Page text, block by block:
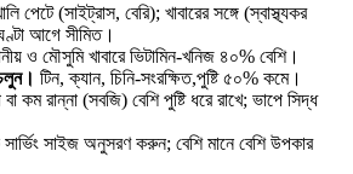
পেটে (সাইট্রাস, বেরি); খাবারের সঙ্গে (স্বাস্থ্যকর
আগে সীমিত।
ও মৌসুমি খাবারে ভিটামিন-খনিজ ৪০% বেশি।
টিন, ক্যান, চিনি-সংরক্ষিত,পুষ্টি ৫০% কমে।
বা কম রান্না (সবজি) বেশি পুষ্টি ধরে রাখে; ভাপে সিদ্ধ
সার্ভিং সাইজ অনুসরণ করুন; বেশি মানে বেশি উপকার